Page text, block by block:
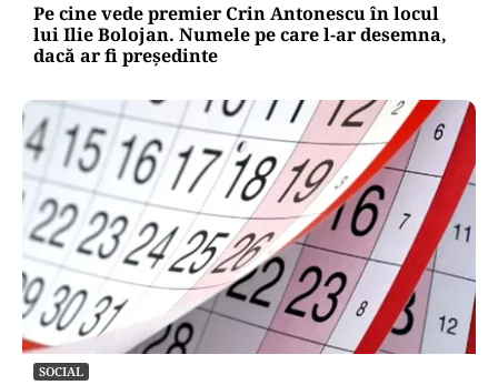
Pe cine vede premier Crin Antonescu în locul
lui Ilie Bolojan. Numele pe care l-ar desemna,
dacă ar fi președinte
SOCIAL